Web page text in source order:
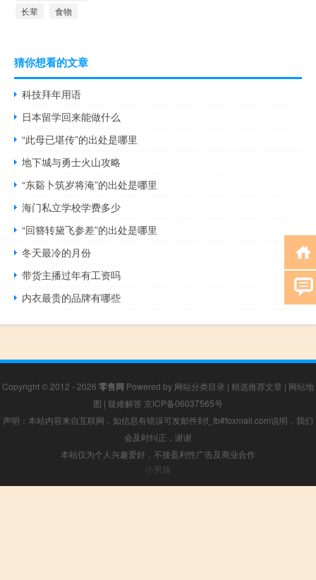
长辈 食物
猜你想看的文章
科技拜年用语
日本留学回来能做什么
“此母已堪传”的出处是哪里
地下城与勇士火山攻略
“东谿卜筑岁将淹”的出处是哪里
海门私立学校学费多少
“回簪转黛飞参差”的出处是哪里
冬天最冷的月份
带货主播过年有工资吗
内衣最贵的品牌有哪些
Copyright © 2012 - 2026 零售网 Powered by 网站分类目录 | 精选推荐文章 | 网站地
图 | 疑难解答 京ICP备06037565号
声明：本站内容来自互联网，如信息有错误可发邮件到f_fb#foxmail.com说明，我们
会及时纠正，谢谢
本站仅为个人兴趣爱好，不接盈利性广告及商业合作
小男孩